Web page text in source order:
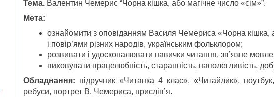
Тема.Валентин Чемерис “Чорна кішка, або магічне число «сім»”.
Мета:
ознайомити з оповіданням Василя Чемериса «Чорна кішка,
і повір’ями різних народів, українським фольклором;
розвивати і удосконалювати навички читання, зв’язне
виховувати працелюбність, старанність, наполегливість,
Обладнання: підручник «Читанка 4 клас», «Читайлик»,
ребуси, портрет В. Чемериса, прислів’я.